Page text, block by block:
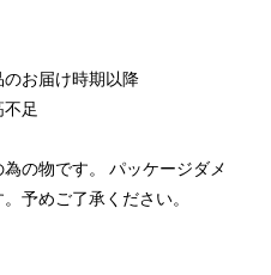
お届け時期以降
足
の物です。 パッケージダメ
予めご了承ください。